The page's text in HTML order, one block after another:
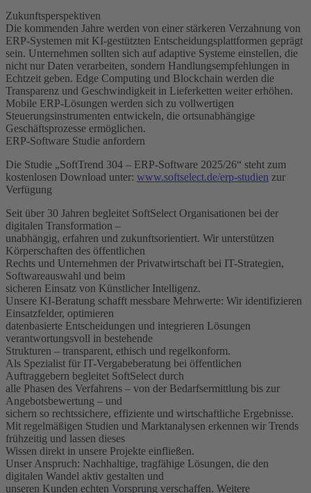
Zukunftsperspektiven
Die kommenden Jahre werden von einer stärkeren Verzahnung von
ERP-Systemen mit KI-gestützten Entscheidungsplattformen geprägt
sein. Unternehmen sollten sich auf adaptive Systeme einstellen, die
nicht nur Daten verarbeiten, sondern Handlungsempfehlungen in
Echtzeit geben. Edge Computing und Blockchain werden die
Transparenz und Geschwindigkeit in Lieferketten weiter erhöhen.
Mobile ERP-Lösungen werden sich zu vollwertigen
Steuerungsinstrumenten entwickeln, die ortsunabhängige
Geschäftsprozesse ermöglichen.
ERP-Software Studie anfordern
Die Studie „SoftTrend 304 – ERP-Software 2025/26“ steht zum
kostenlosen Download unter: www.softselect.de/erp-studien zur
Verfügung
Seit über 30 Jahren begleitet SoftSelect Organisationen bei der
digitalen Transformation –
unabhängig, erfahren und zukunftsorientiert. Wir unterstützen
Körperschaften des öffentlichen
Rechts und Unternehmen der Privatwirtschaft bei IT-Strategien,
Softwareauswahl und beim
sicheren Einsatz von Künstlicher Intelligenz.
Unsere KI-Beratung schafft messbare Mehrwerte: Wir identifizieren
Einsatzfelder, optimieren
datenbasierte Entscheidungen und integrieren Lösungen
verantwortungsvoll in bestehende
Strukturen – transparent, ethisch und regelkonform.
Als Spezialist für IT-Vergabeberatung bei öffentlichen
Auftraggebern begleitet SoftSelect durch
alle Phasen des Verfahrens – von der Bedarfsermittlung bis zur
Angebotsbewertung – und
sichern so rechtssichere, effiziente und wirtschaftliche Ergebnisse.
Mit regelmäßigen Studien und Marktanalysen erkennen wir Trends
frühzeitig und lassen dieses
Wissen direkt in unsere Projekte einfließen.
Unser Anspruch: Nachhaltige, tragfähige Lösungen, die den
digitalen Wandel aktiv gestalten und
unseren Kunden echten Vorsprung verschaffen. Weitere